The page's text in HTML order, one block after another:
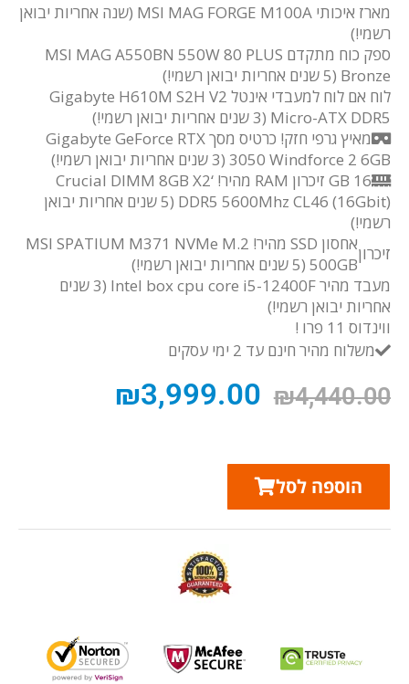
מארז איכותי MSI MAG FORGE M100A (שנה אחריות יבואן
רשמי!)
ספק כוח מתקדם MSI MAG A550BN 550W 80 PLUS
Bronze (5 שנים אחריות יבואן רשמי!)
לוח אם לוח למעבדי אינטל Gigabyte H610M S2H V2
Micro-ATX DDR5 (3 שנים אחריות יבואן רשמי!)
מאיץ גרפי חזק! כרטיס מסך Gigabyte GeForce RTX
3050 Windforce 2 6GB (3 שנים אחריות יבואן רשמי!)
16 GB זיכרון RAM מהיר! ‘Crucial DIMM 8GB X2
DDR5 5600Mhz CL46 (16Gbit)
(5 שנים אחריות יבואן
רשמי!)
זיכרון
אחסון SSD מהיר! MSI SPATIUM M371 NVMe M.2
500GB (5 שנים אחריות יבואן רשמי!)
מעבד מהיר Intel box cpu core i5-12400F (3 שנים
אחריות יבואן רשמי!)
ווינדוס 11 פרו !
משלוח מהיר חינם עד 2 ימי עסקים
₪4,440.00
₪3,999.00
הוספה לסל